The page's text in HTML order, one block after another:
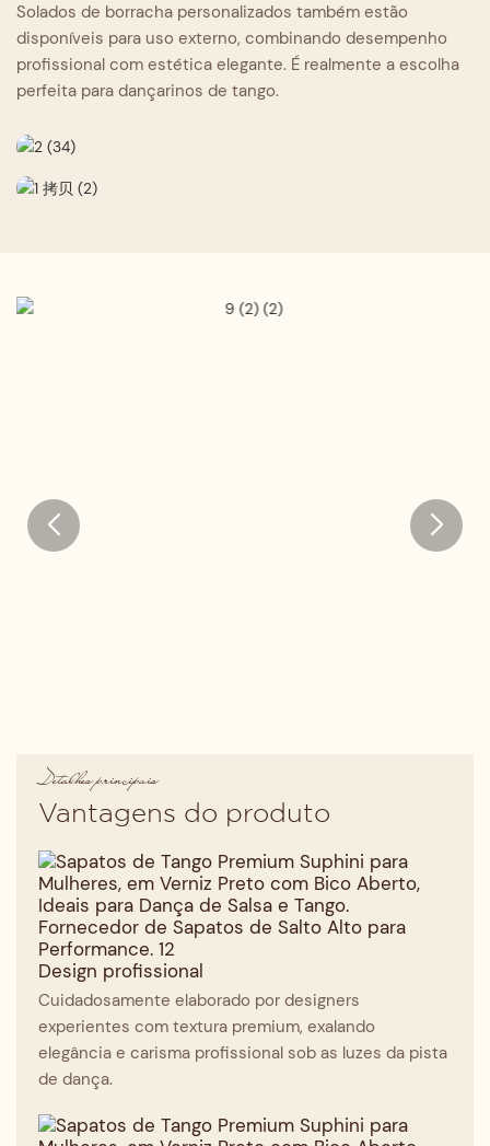
Solados de borracha personalizados também estão
disponíveis para uso externo, combinando desempenho
profissional com estética elegante. É realmente a escolha
perfeita para dançarinos de tango.
Detalhes principais
Vantagens do produto
Design profissional
Cuidadosamente elaborado por designers
experientes com textura premium, exalando
elegância e carisma profissional sob as luzes da pista
de dança.